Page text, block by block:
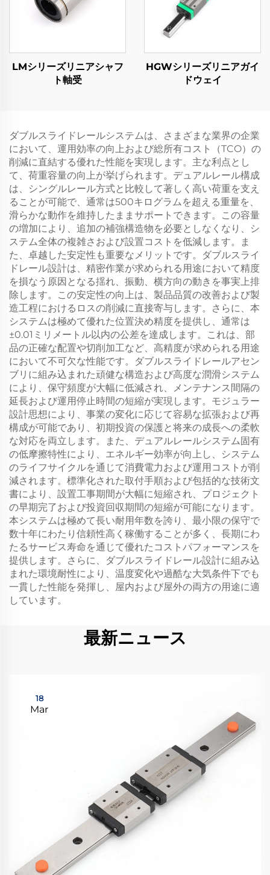
LMシリーズリニアシャフ
ト軸受
HGWシリーズリニアガイ
ドウェイ
ダブルスライドレールシステムは、さまざまな業界の企業
において、運用効率の向上および総所有コスト（TCO）の
削減に直結する優れた性能を実現します。主な利点とし
て、荷重容量の向上が挙げられます。デュアルレール構成
は、シングルレール方式と比較して著しく高い荷重を支え
ることが可能で、通常は500キログラムを超える重量を、
滑らかな動作を維持したままサポートできます。この容量
の増加により、追加の補強構造物を必要としなくなり、シ
ステム全体の複雑さおよび設置コストを低減します。ま
た、卓越した安定性も重要なメリットです。ダブルスライ
ドレール設計は、精密作業が求められる用途において精度
を損なう原因となる揺れ、振動、横方向の動きを事実上排
除します。この安定性の向上は、製品品質の改善および製
造工程におけるロスの削減に直接寄与します。さらに、本
システムは極めて優れた位置決め精度を提供し、通常は
±0.01ミリメートル以内の公差を達成します。これは、部
品の正確な配置や切削加工など、高精度が求められる用途
において不可欠な性能です。ダブルスライドレールアセン
ブリに組み込まれた頑健な構造および高度な潤滑システム
により、保守頻度が大幅に低減され、メンテナンス間隔の
延長および運用停止時間の短縮が実現します。モジュラー
設計思想により、事業の変化に応じて容易な拡張および再
構成が可能であり、初期投資の保護と将来の成長への柔軟
な対応を両立します。また、デュアルレールシステム固有
の低摩擦特性により、エネルギー効率が向上し、システム
のライフサイクルを通じて消費電力および運用コストが削
減されます。標準化された取付手順および包括的な技術文
書により、設置工事期間が大幅に短縮され、プロジェクト
の早期完了および投資回収期間の短縮が可能になります。
本システムは極めて長い耐用年数を誇り、最小限の保守で
数十年にわたり信頼性高く稼働することが多く、長期にわ
たるサービス寿命を通じて優れたコストパフォーマンスを
提供します。さらに、ダブルスライドレール設計に組み込
まれた環境耐性により、温度変化や過酷な大気条件下でも
一貫した性能を発揮し、屋内および屋外の両方の用途に適
しています。
最新ニュース
18
Mar